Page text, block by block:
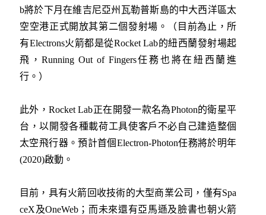
b將於下月在維吉尼亞州瓦勒普斯島的中大西洋區太
空空港正式開放其第二個發射場。（目前為止，所
有Electrons火箭都是從Rocket Lab的紐西蘭發射場起
飛，Running Out of Fingers任務也將在紐西蘭進
行。）
此外，Rocket Lab正在開發一款名為Photon的衛星平
台，以開發各種載荷工具使客戶不必自己建造整個
太空飛行器。預計首個Electron-Photon任務將於明年
(2020)啟動。
目前，具有火箭回收技術的大型商業公司，僅有Spa
ceX及OneWeb；而未來還有亞馬遜及臉書也朝火箭